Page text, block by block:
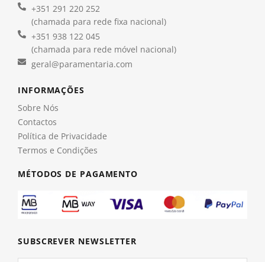
+351 291 220 252
(chamada para rede fixa nacional)
+351 938 122 045
(chamada para rede móvel nacional)
geral@paramentaria.com
INFORMAÇÕES
Sobre Nós
Contactos
Política de Privacidade
Termos e Condições
MÉTODOS DE PAGAMENTO
SUBSCREVER NEWSLETTER